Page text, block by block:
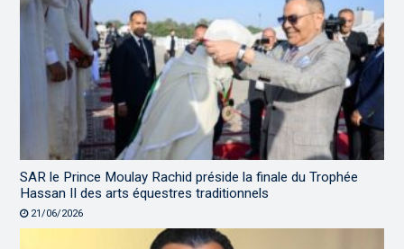
SAR le Prince Moulay Rachid préside la finale du Trophée
Hassan II des arts équestres traditionnels
21/06/2026